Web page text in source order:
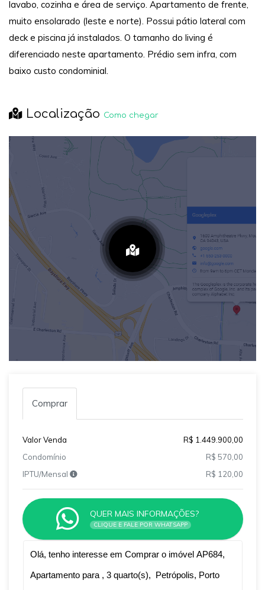
lavabo, cozinha e área de serviço. Apartamento de frente,
muito ensolarado (leste e norte). Possui pátio lateral com
deck e piscina já instalados. O tamanho do living é
diferenciado neste apartamento. Prédio sem infra, com
baixo custo condominial.
Localização Como chegar
Comprar
Valor Venda
R$ 1.449.900,00
Condomínio
R$ 570,00
IPTU/Mensal
R$ 120,00
QUER MAIS INFORMAÇÕES?
CLIQUE E FALE POR WHATSAPP